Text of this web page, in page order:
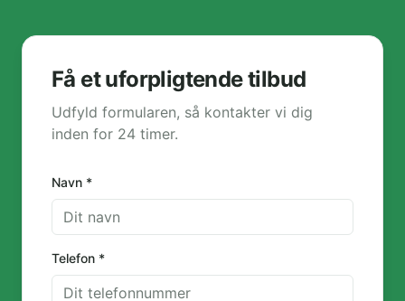
Få et uforpligtende tilbud
Udfyld formularen, så kontakter vi dig
inden for 24 timer.
Navn *
Telefon *